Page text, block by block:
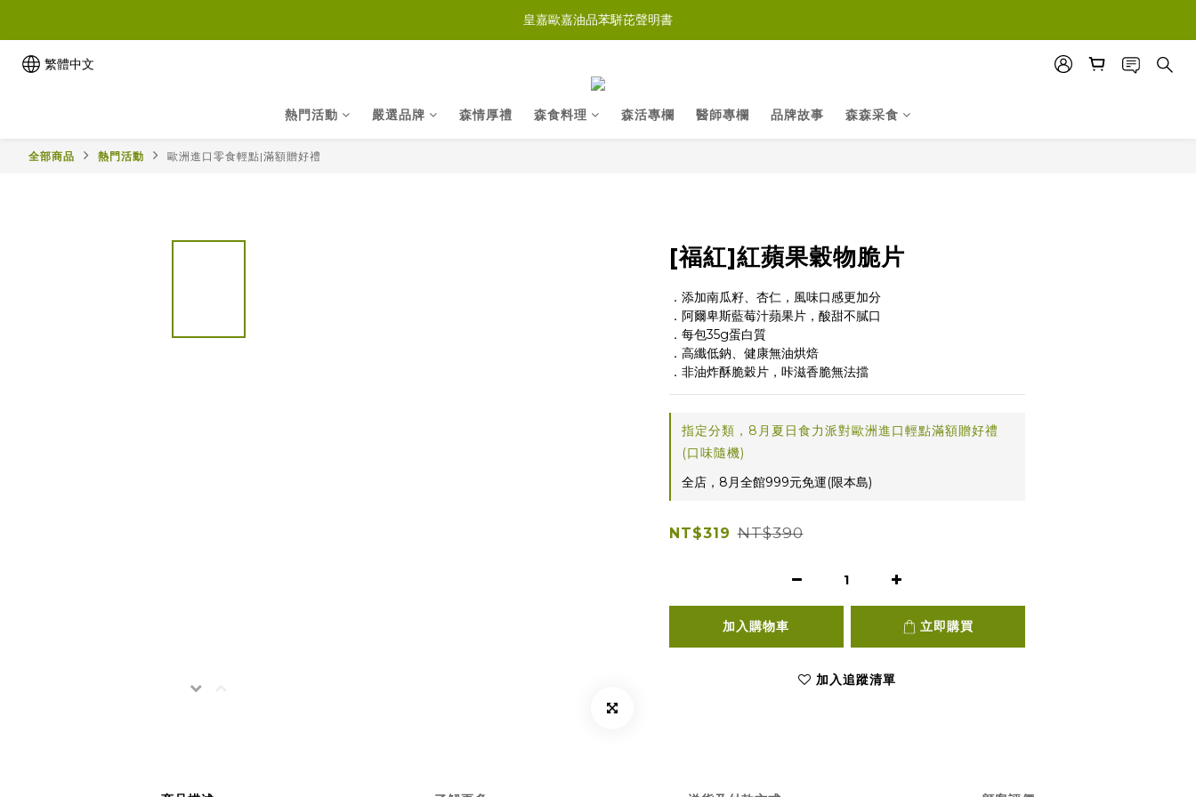
皇嘉歐嘉油品苯駢芘聲明書
繁體中文
熱門活動 嚴選品牌 森情厚禮 森食料理 森活專欄 醫師專欄 品牌故事 森森采食
全部商品 熱門活動 歐洲進口零食輕點|滿額贈好禮
[福紅]紅蘋果穀物脆片
．添加南瓜籽、杏仁，風味口感更加分
．阿爾卑斯藍莓汁蘋果片，酸甜不膩口
．每包35g蛋白質
．高纖低鈉、健康無油烘焙
．非油炸酥脆穀片，咔滋香脆無法擋
指定分類，8月夏日食力派對歐洲進口輕點滿額贈好禮
(口味隨機)
全店，8月全館999元免運(限本島)
NT$319 NT$390
加入購物車 立即購買
加入追蹤清單